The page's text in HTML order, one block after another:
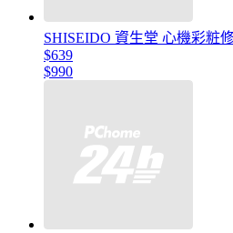
SHISEIDO 資生堂 心機彩粧
$639
$990